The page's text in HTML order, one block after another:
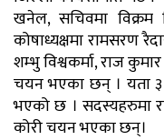
खनेल, सचिवमा विक्रम
कोषाध्यक्षमा रामसरण
शम्भु विश्वकर्मा, राज
चयन भएका छन् । यता ३
भएको छ । सदस्यहरुमा
कोरी चयन भएका छन्।